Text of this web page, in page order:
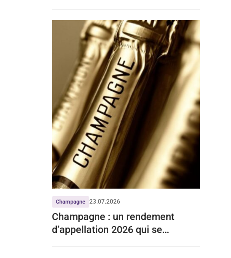
Champagne 23.07.2026
Champagne : un rendement
d’appellation 2026 qui se